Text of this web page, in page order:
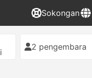
Sokongan
2 pengembara